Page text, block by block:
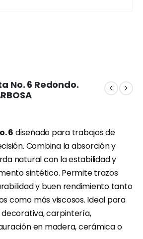
No. 6 Redondo.
6 diseñado para trabajos de
Combina la absorción y
natural con la estabilidad y
sintético. Permite trazos
y buen rendimiento tanto
como más viscosos. Ideal para
carpintería,
en madera, cerámica o